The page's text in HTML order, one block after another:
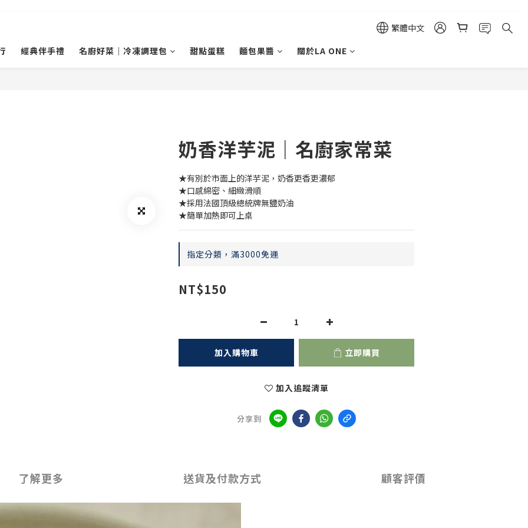
繁體中文
經典伴手禮 名廚好菜｜冷凍調理包 甜點蛋糕 麵包果醬 關於LA ONE
奶香洋芋泥｜名廚家常菜
★有別於市面上的洋芋泥，奶香更香更濃郁
★口感綿密、細緻滑順
★採用法國頂級總統牌無鹽奶油
★簡單加熱即可上桌
指定分類，滿3000免運
NT$150
加入購物車 立即購買
加入追蹤清單
分享到
了解更多 送貨及付款方式 顧客評價